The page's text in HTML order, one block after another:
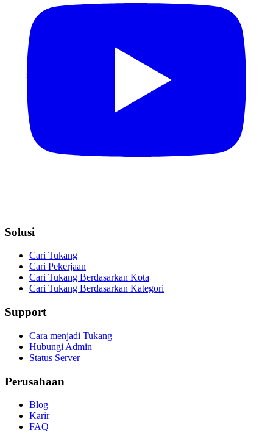
Solusi
Cari Tukang
Cari Pekerjaan
Cari Tukang Berdasarkan Kota
Cari Tukang Berdasarkan Kategori
Support
Cara menjadi Tukang
Hubungi Admin
Status Server
Perusahaan
Blog
Karir
FAQ